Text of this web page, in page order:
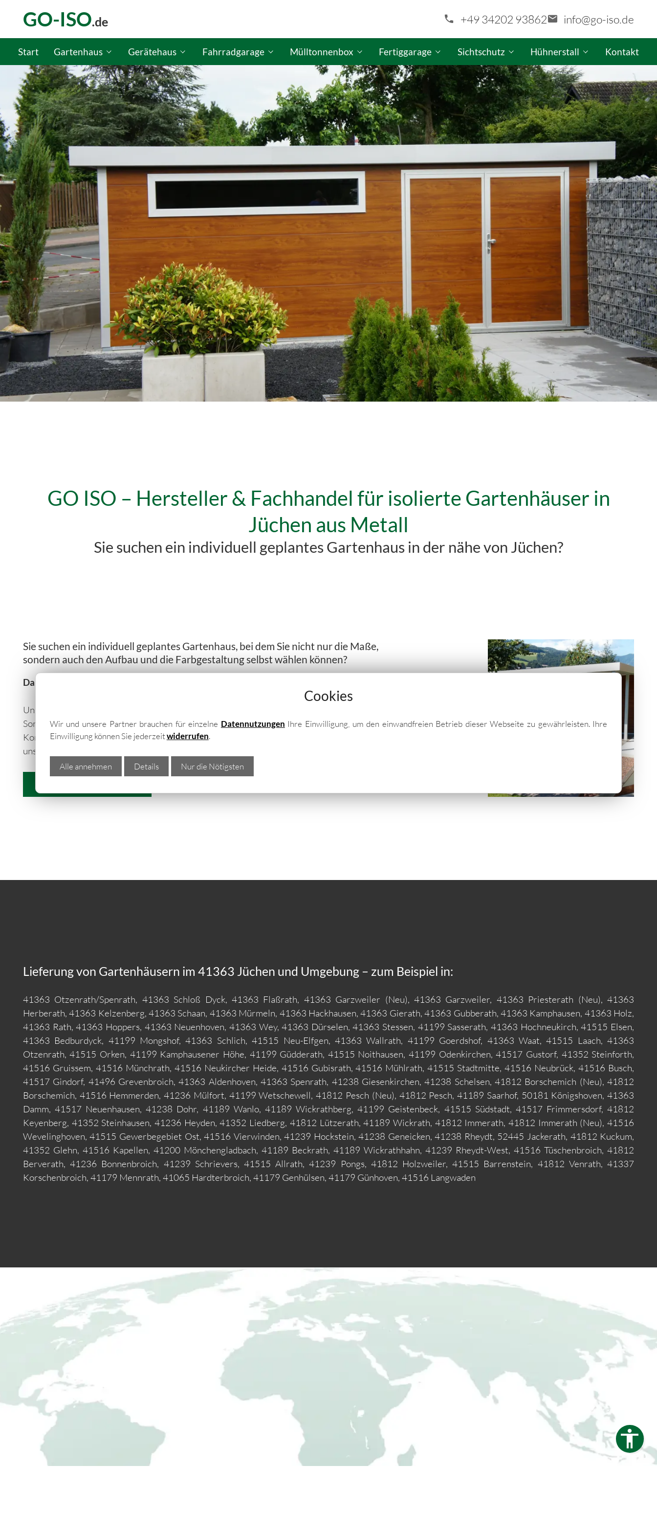
GO-ISO.de +49 34202 93862 info@go-iso.de
Start Gartenhaus
GO-ISO Gartenhaus-Konfigurator
Gerätehaus
GO-ISO Gerätehaus-Konfigurator
Fahrradgarage
GO-ISO Fahrradgaragen-Konfigurator
Mülltonnenbox
GO-ISO Mülltonnenbox-Konfigurator
Fertiggarage
GO-ISO Fertiggaragen-Konfigurator
Sichtschutz
GO-ISO Sichtschutzwand-Konfigurator
Hühnerstall
GO-ISO Hühnerstall-
Kontakt
GO ISO – Hersteller & Fachhandel für isolierte Gartenhäuser in
Jüchen aus Metall
Sie suchen ein individuell geplantes Gartenhaus in der nähe von Jüchen?
Sie suchen ein individuell geplantes Gartenhaus, bei dem Sie nicht nur die Maße,
sondern auch den Aufbau und die Farbgestaltung selbst wählen können?
Dann ist der Gartenhaus-Bausatz von GO-ISO genau das Richtige für Ihren Garten!
Unsere
Sonderanfertigung individuell nach Maß konfigurieren lassen. Informieren Sie sich vor Ihrer
Konfiguration bzw. Bestellung über die umfangreichen Möglichkeiten sowie technischen Daten
unserer Gartenhäuser...
Lieferung von Gartenhäusern im 41363 Jüchen und Umgebung – zum Beispiel in:
41363 Otzenrath/Spenrath, 41363 Schloß Dyck, 41363 Flaßrath, 41363 Garzweiler (Neu), 41363 Garzweiler, 41363 Priesterath (Neu), 41363
Herberath, 41363 Kelzenberg, 41363 Schaan, 41363 Mürmeln, 41363 Hackhausen, 41363 Gierath, 41363 Gubberath, 41363 Kamphausen, 41363 Holz,
41363 Rath, 41363 Hoppers, 41363 Neuenhoven, 41363 Wey, 41363 Dürselen, 41363 Stessen, 41199 Sasserath, 41363 Hochneukirch, 41515 Elsen,
41363 Bedburdyck, 41199 Mongshof, 41363 Schlich, 41515 Neu-Elfgen, 41363 Wallrath, 41199 Goerdshof, 41363 Waat, 41515 Laach, 41363
Otzenrath, 41515 Orken, 41199 Kamphausener Höhe, 41199 Güdderath, 41515 Noithausen, 41199 Odenkirchen, 41517 Gustorf, 41352 Steinforth,
41516 Gruissem, 41516 Münchrath, 41516 Neukircher Heide, 41516 Gubisrath, 41516 Mühlrath, 41515 Stadtmitte, 41516 Neubrück, 41516 Busch,
41517 Gindorf, 41496 Grevenbroich, 41363 Aldenhoven, 41363 Spenrath, 41238 Giesenkirchen, 41238 Schelsen, 41812 Borschemich (Neu), 41812
Borschemich, 41516 Hemmerden, 41236 Mülfort, 41199 Wetschewell, 41812 Pesch (Neu), 41812 Pesch, 41189 Saarhof, 50181 Königshoven, 41363
Damm, 41517 Neuenhausen, 41238 Dohr, 41189 Wanlo, 41189 Wickrathberg, 41199 Geistenbeck, 41515 Südstadt, 41517 Frimmersdorf, 41812
Keyenberg, 41352 Steinhausen, 41236 Heyden, 41352 Liedberg, 41812 Lützerath, 41189 Wickrath, 41812 Immerath, 41812 Immerath (Neu), 41516
Wevelinghoven, 41515 Gewerbegebiet Ost, 41516 Vierwinden, 41239 Hockstein, 41238 Geneicken, 41238 Rheydt, 52445 Jackerath, 41812 Kuckum,
41352 Glehn, 41516 Kapellen, 41200 Mönchengladbach, 41189 Beckrath, 41189 Wickrathhahn, 41239 Rheydt-West, 41516 Tüschenbroich, 41812
Berverath, 41236 Bonnenbroich, 41239 Schrievers, 41515 Allrath, 41239 Pongs, 41812 Holzweiler, 41515 Barrenstein, 41812 Venrath, 41337
Korschenbroich, 41179 Mennrath, 41065 Hardterbroich, 41179 Genhülsen, 41179 Günhoven, 41516 Langwaden
Produktion in Deutschland –
Einsatz auf der ganzen Welt
Ihre Profis für individuelle Gartenhäuser nach Maß:
GARTENHAUS KONFIGURATOR isolierte Gartenhäuser aus Metall Geräteschuppen gedämmt & wetterfest
GERÄTEHAUS ONLINE KONFIGURIEREN
ONLINE-KONFIGURATOR FÜR FERTIGGARAGEN
Cookies
Wir und unsere Partner brauchen für einzelne Datennutzungen Ihre Einwilligung, um den einwandfreien Betrieb dieser Webseite zu gewährleisten. Ihre
Einwilligung können Sie jederzeitwiderrufen.
Alle annehmen Details Nur die Nötigsten